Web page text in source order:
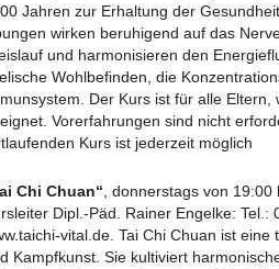
Jahren zur Erhaltung der
wirken beruhigend auf das
und harmonisieren den
Wohlbefinden, die
Der Kurs ist für alle
Vorerfahrungen sind nicht
Kurs ist jederzeit möglich
Chi Chuan“ , donnerstags von
Dipl.-Päd. Rainer Engelke:
vital.de. Tai Chi Chuan ist
Kampfkunst. Sie kultiviert